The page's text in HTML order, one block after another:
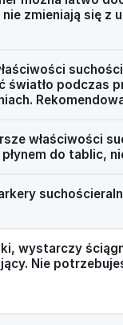
zmieniają się z
światło podczas
właściwości
do tablic,
wystarczy
Nie